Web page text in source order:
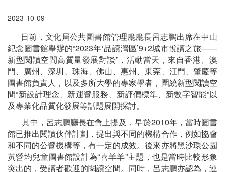
2023-10-09
日前，文化局公共圖書館管理廳廳長呂志鵬出席在中山
紀念圖書館舉辦的“2023年‘品讀灣區’9+2城市悅讀之旅——
新型閱讀空間高質量發展對談”，活動當天，來自香港、澳
門、廣州、深圳、珠海、佛山、惠州、東莞、江門、肇慶等
圖書館負責人，以及多所大學的專家學者，圍繞新型閱讀空
間“新設計理念、新運營服務、新評價標準、新數字智能”以
及專業化品質化發展等話題展開探討。
其中，呂志鵬廳長在會上提及，早於2010年，當時圖書
館已推出閱讀伙伴計劃，提出與不同的機構合作，例如協會
和不同的公營機構等，有一定的成效。後來亦將黑沙環公園
黃營均兒童圖書館設計為“喜羊羊”主題，也是當時比較形象
突出的，受讀者歡迎的閱讀空間。同時，呂志鵬亦認為，連